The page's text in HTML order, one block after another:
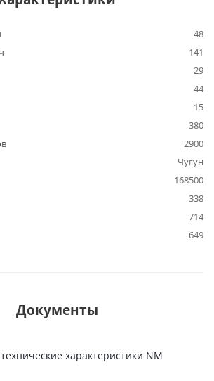
48
141
29
44
15
380
2900
Чугун
168500
338
714
649
Документы
характеристики NM